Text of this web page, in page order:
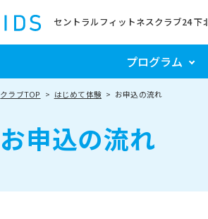
セントラルフィットネスクラブ24 下
プログラム
クラブTOP はじめて体験 お申込の流れ
お申込の流れ